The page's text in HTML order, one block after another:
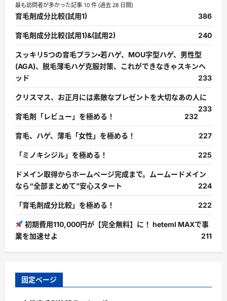
最も訪問者が多かった記事 10 件 (過去 28 日間)
育毛剤成分比較(試用1) 386
育毛剤成分比較(試用1)&(試用2) 240
スッキリ5つの育毛プラン・若ハゲ、MOU字型ハゲ、男性型
(AGA)、脱毛薄毛ハゲ克服対策、これができなきゃスキンヘ
ッド
233
クリスマス、お正月には素敵なプレゼントを大切なあの人に
233
育毛剤「レビュー」を極める！
232
育毛、ハゲ、薄毛「女性」を極める！ 227
「ミノキシジル」を極める！ 225
ドメイン取得からホームページ完成まで。ムームードメイン
なら“全部まとめて”安心スタート
224
「育毛剤成分比較」を極める！ 222
初期費用110,000円が【完全無料】に！ heteml MAXで事
業を加速せよ
211
固定ページ